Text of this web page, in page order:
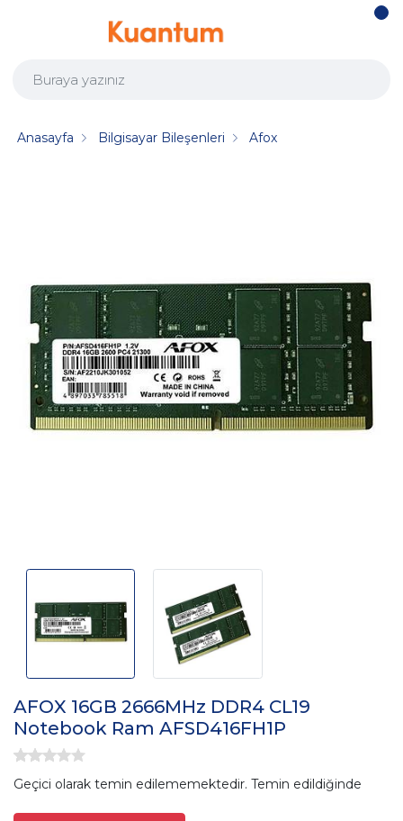
Anasayfa Bilgisayar Bileşenleri Afox
AFOX 16GB 2666MHz DDR4 CL19
Notebook Ram AFSD416FH1P
Geçici olarak temin edilememektedir. Temin edildiğinde